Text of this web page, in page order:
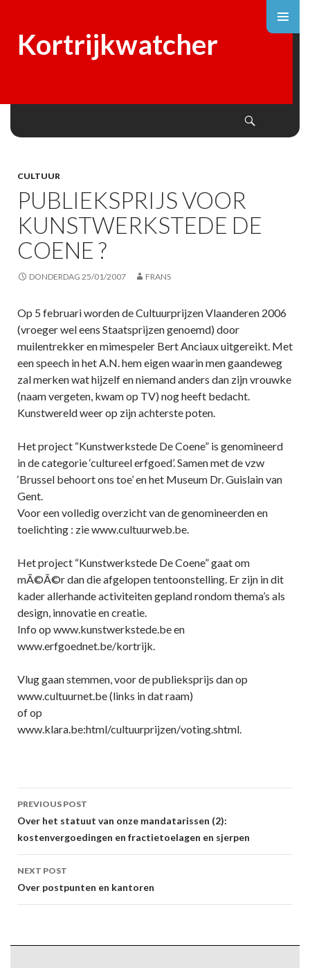
Kortrijkwatcher
CULTUUR
PUBLIEKSPRIJS VOOR
KUNSTWERKSTEDE DE
COENE ?
DONDERDAG 25/01/2007 FRANS
Op 5 februari worden de Cultuurprijzen Vlaanderen 2006
(vroeger wel eens Staatsprijzen genoemd) door
muilentrekker en mimespeler Bert Anciaux uitgereikt. Met
een speech in het A.N. hem eigen waarin men gaandeweg
zal merken wat hijzelf en niemand anders dan zijn vrouwke
(naam vergeten, kwam op TV) nog heeft bedacht.
Kunstwereld weer op zijn achterste poten.
Het project “Kunstwerkstede De Coene” is genomineerd
in de categorie ‘cultureel erfgoed’. Samen met de vzw
‘Brussel behoort ons toe’ en het Museum Dr. Guislain van
Gent.
Voor een volledig overzicht van de genomineerden en
toelichting : zie www.cultuurweb.be.
Het project “Kunstwerkstede De Coene” gaat om
mÃ©Ã©r dan die afgelopen tentoonstelling. Er zijn in dit
kader allerhande activiteiten gepland rondom thema’s als
design, innovatie en creatie.
Info op www.kunstwerkstede.be en
www.erfgoednet.be/kortrijk.
Vlug gaan stemmen, voor de publieksprijs dan op
www.cultuurnet.be (links in dat raam)
of op
www.klara.be:html/cultuurprijzen/voting.shtml.
Post
navigation
PREVIOUS POST
Over het statuut van onze mandatarissen (2):
kostenvergoedingen en fractietoelagen en sjerpen
NEXT POST
Over postpunten en kantoren